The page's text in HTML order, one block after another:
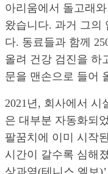
아리움에서 돌고래
왔습니다. 과거 그의
다. 동료들과 함께
올려 건강 검진을 하
문을 맨손으로 들어
2021년, 회사에서 시
은 대부분 자동화되
팔꿈치에 이미 시작
시간이 갈수록 심해